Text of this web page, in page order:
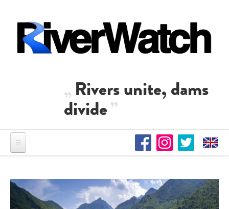
Rivers unite, dams
divide